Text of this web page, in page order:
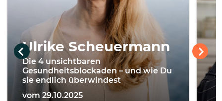
Ulrike Scheuermann
Die 4 unsichtbaren
Gesundheitsblockaden – und wie Du
sie endlich überwindest
vom 29.10.2025